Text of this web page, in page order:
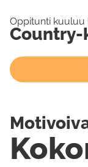
Oppitunti kuuluu